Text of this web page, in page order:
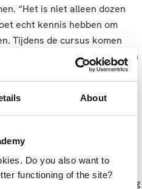
About
Do you also want to
functioning of the site?
“Het is niet alleen dozen
echt kennis hebben om
Tijdens de cursus komen
waar ze nooit eerder aan
wat kleiner
is gekomen voor de
vanuit cursisten. Henk-
kunnen cursisten onderling